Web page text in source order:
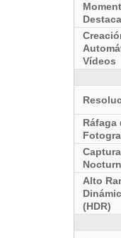
Vídeos
Ráfaga
Captura
Alto
(HDR)